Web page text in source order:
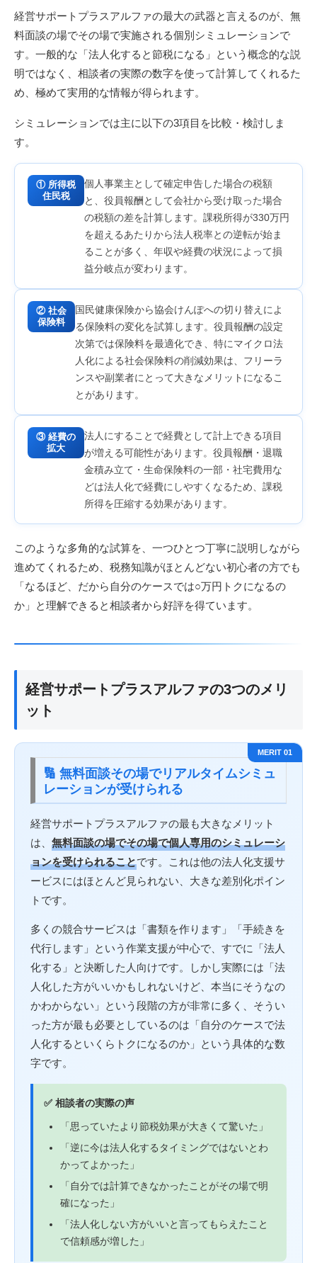
経営サポートプラスアルファの最大の武器と言えるのが、無
料面談の場でその場で実施される個別シミュレーションで
す。一般的な「法人化すると節税になる」という概念的な説
明ではなく、相談者の実際の数字を使って計算してくれるた
め、極めて実用的な情報が得られます。
シミュレーションでは主に以下の3項目を比較・検討しま
す。
① 所得税
住民税
個人事業主として確定申告した場合の税額
と、役員報酬として会社から受け取った場合
の税額の差を計算します。課税所得が330万円
を超えるあたりから法人税率との逆転が始ま
ることが多く、年収や経費の状況によって損
益分岐点が変わります。
② 社会
保険料
国民健康保険から協会けんぽへの切り替えによ
る保険料の変化を試算します。役員報酬の設定
次第では保険料を最適化でき、特にマイクロ法
人化による社会保険料の削減効果は、フリーラ
ンスや副業者にとって大きなメリットになるこ
とがあります。
③ 経費の
拡大
法人にすることで経費として計上できる項目
が増える可能性があります。役員報酬・退職
金積み立て・生命保険料の一部・社宅費用な
どは法人化で経費にしやすくなるため、課税
所得を圧縮する効果があります。
このような多角的な試算を、一つひとつ丁寧に説明しながら
進めてくれるため、税務知識がほとんどない初心者の方でも
「なるほど、だから自分のケースでは○万円トクになるの
か」と理解できると相談者から好評を得ています。
経営サポートプラスアルファの3つのメリ
ット
MERIT 01
🔢 無料面談その場でリアルタイムシミュ
レーションが受けられる
経営サポートプラスアルファの最も大きなメリット
は、 無料面談の場でその場で個人専用のシミュレーシ
ョンを受けられることです。これは他の法人化支援サ
ービスにはほとんど見られない、大きな差別化ポイン
トです。
多くの競合サービスは「書類を作ります」「手続きを
代行します」という作業支援が中心で、すでに「法人
化する」と決断した人向けです。しかし実際には「法
人化した方がいいかもしれないけど、本当にそうなの
かわからない」という段階の方が非常に多く、そうい
った方が最も必要としているのは「自分のケースで法
人化するといくらトクになるのか」という具体的な数
字です。
✅ 相談者の実際の声
「思っていたより節税効果が大きくて驚いた」
「逆に今は法人化するタイミングではないとわ
かってよかった」
「自分では計算できなかったことがその場で明
確になった」
「法人化しない方がいいと言ってもらえたこと
で信頼感が増した」